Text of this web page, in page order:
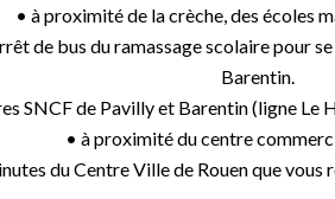
• à proximité de la crèche, des écoles
de bus du ramassage scolaire pour
Barentin.
SNCF de Pavilly et Barentin (ligne Le
• à proximité du centre
du Centre Ville de Rouen que